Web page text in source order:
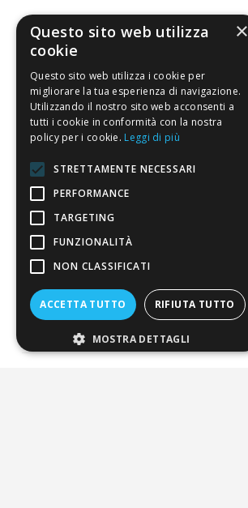
Condizioni di vendita
Spedizione
Pagamenti
Resi
4,7/5
Eccellente
3.820
Recensioni
×
Questo sito web utilizza
cookie
Questo sito web utilizza i cookie per
migliorare la tua esperienza di navigazione.
Utilizzando il nostro sito web acconsenti a
tutti i cookie in conformità con la nostra
policy per i cookie. Leggi di più
STRETTAMENTE NECESSARI
PERFORMANCE
TARGETING
FUNZIONALITÀ
NON CLASSIFICATI
ACCETTA TUTTO RIFIUTA TUTTO
MOSTRA DETTAGLI